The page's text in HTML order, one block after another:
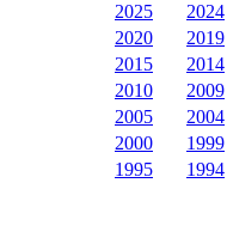
2025
2024
2020
2019
2015
2014
2010
2009
2005
2004
2000
1999
1995
1994